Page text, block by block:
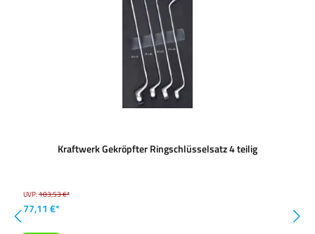
Kraftwerk Gekröpfter Ringschlüsselsatz 4 teilig
UVP:103,53 €*
77,11 €*